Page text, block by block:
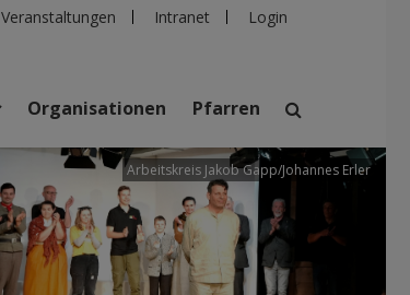
Veranstaltungen Intranet Login
suchen
Personen Pfarren Einrichtungen
Organisationen Pfarren
Arbeitskreis Jakob Gapp/Johannes Erler